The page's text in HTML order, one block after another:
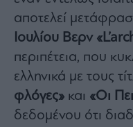
opt
at
any
This
is
by
reCAPTCHA
and
the
αποτελεί
Ιουλίου Βερν
περιπέτεια, που
ελληνικά με τους
φλόγες» και «Οι
δεδομένου ότι